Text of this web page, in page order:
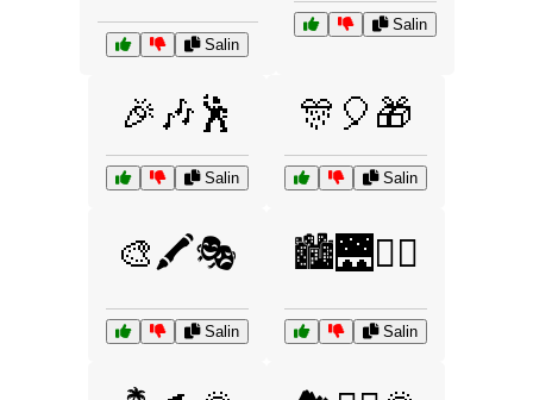
Salin
Salin
🎉🎶🕺
Salin
🎊🎈🎁
Salin
🎨🖍️🎭
Salin
🏙️🌉🚶‍♀️
Salin